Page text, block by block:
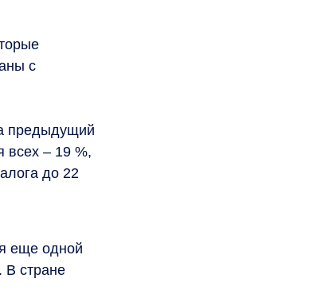
с
предыдущий
всех – 19 %,
до 22
еще одной
В стране